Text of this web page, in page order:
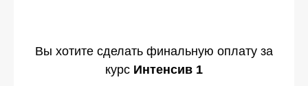
Вы хотите сделать финальную оплату за
курс Интенсив 1